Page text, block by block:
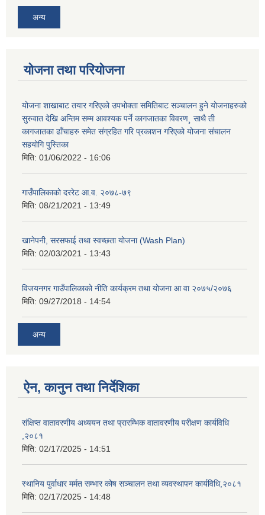
अन्य
योजना तथा परियोजना
योजना शाखाबाट तयार गरिएको उपभोक्ता समितिबाट सञ्चालन हुने योजनाहरुको
सुरुवात देखि अन्तिम सम्म आवश्यक पर्ने कागजातका विवरण¸ साथै ती
कागजातका ढाँचाहरु समेत संग्रहित गरि प्रकाशन गरिएको योजना संचालन
सहयोगि पुस्तिका
मिति: 01/06/2022 - 16:06
गाउँपालिकाको दररेट आ.व. २०७८-७९
मिति: 08/21/2021 - 13:49
खानेपनी, सरसफाई तथा स्वच्छता योजना (Wash Plan)
मिति: 02/03/2021 - 13:43
विजयनगर गाउँपालिकाको नीति कार्यक्रम तथा योजना आ वा २०७५/२०७६
मिति: 09/27/2018 - 14:54
अन्य
ऐन, कानुन तथा निर्देशिका
संक्षिप्त वातावरणीय अध्ययन तथा प्रारम्भिक वातावरणीय परीक्षण कार्यविधि
,२०८१
मिति: 02/17/2025 - 14:51
स्थानिय पुर्वाधार मर्मत सम्भार कोष सञ्चालन तथा व्यवस्थापन कार्यविधि,२०८१
मिति: 02/17/2025 - 14:48